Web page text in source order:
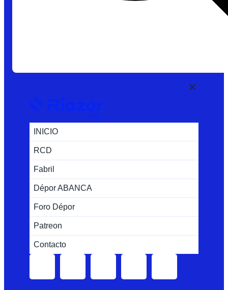
INICIO
RCD
Fabril
Dépor ABANCA
Foro Dépor
Patreon
Contacto